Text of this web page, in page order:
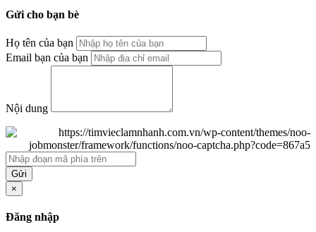
Gửi cho bạn bè
Họ tên của bạn
Email bạn của bạn
Nội dung
Gửi
×
Đăng nhập